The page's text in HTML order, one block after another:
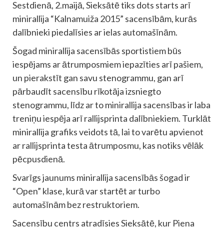
Sestdienā, 2.maijā, Sieksātē tiks dots starts arī
minirallija “Kalnamuiža 2015” sacensībām, kurās
dalībnieki piedalīsies ar ielas automašīnām.
Šogad minirallija sacensībās sportistiem būs
iespējams ar ātrumposmiem iepazīties arī pašiem,
un pierakstīt gan savu stenogrammu, gan arī
pārbaudīt sacensību rīkotāja izsniegto
stenogrammu, līdz ar to minirallija sacensības ir laba
treniņu iespēja arī rallijsprinta dalībniekiem. Turklāt
minirallija grafiks veidots tā, lai to varētu apvienot
ar rallijsprinta testa ātrumposmu, kas notiks vēlāk
pēcpusdienā.
Svarīgs jaunums minirallija sacensībās šogad ir
“Open” klase, kurā var startēt ar turbo
automašīnām bez restruktoriem.
Sacensību centrs atradīsies Sieksātē, kur Piena